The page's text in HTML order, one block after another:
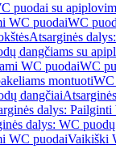
puodai su
WC puodaiWC
Atsarginės
dangčiams su
WC puodaiWC
montuotiWC
dangčiai
dalys:
dalys: WC
WC puodaiVaikiški